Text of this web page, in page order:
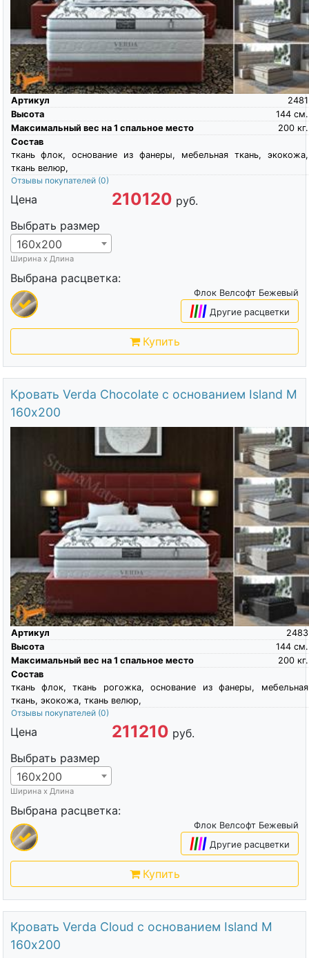
Артикул
2481
Высота
см.
144
Максимальный вес на 1 спальное место
кг.
200
Состав
ткань флок, основание из фанеры, мебельная ткань, экокожа,
ткань велюр,
Отзывы покупателей (0)
Цена 210120 руб.
Выбрать размер
160х200
Ширина х Длина
Выбрана расцветка:
Флок Велсофт Бежевый
|||| Другие расцветки
Купить
Кровать Verda Chocolate с основанием Island M
160х200
Артикул
2483
Высота
см.
144
Максимальный вес на 1 спальное место
кг.
200
Состав
ткань флок, ткань рогожка, основание из фанеры, мебельная
ткань, экокожа, ткань велюр,
Отзывы покупателей (0)
Цена 211210 руб.
Выбрать размер
160х200
Ширина х Длина
Выбрана расцветка:
Флок Велсофт Бежевый
|||| Другие расцветки
Купить
Кровать Verda Cloud с основанием Island M
160х200